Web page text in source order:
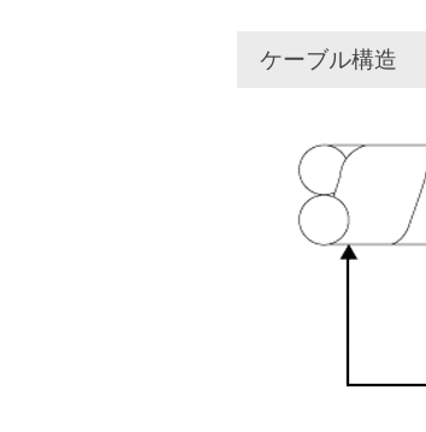
ケーブル構造